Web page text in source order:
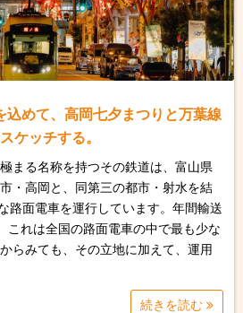
込めて、高岡七夕まつりと万葉線
ケッチする。
まる名称を持つその鉄道は、富山県
・高岡と、同第三の都市・射水を結
路面電車を運行しています。年間輸送
これは全国の路面電車の中で最も少な
らみても、その立地に加えて、運用
続きを読む